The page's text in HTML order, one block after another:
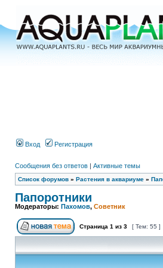
Вход Регистрация
Сообщения без ответов | Активные темы
Список форумов » Растения в аквариуме »
Папоротники
Модераторы: Пахомов, Советник
Страница 1 из 3 [ Тем: 55 ]